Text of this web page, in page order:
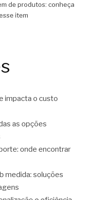
de produtos: conheça
item
impacta o custo
as opções
onde encontrar
medida: soluções